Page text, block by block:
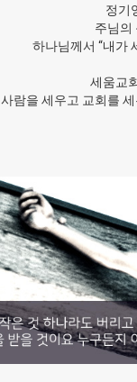
정기
주님의
하나님께서 “내가
세움교
사람을 세우고 교회를